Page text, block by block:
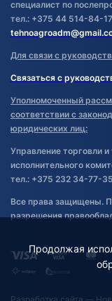
специалист по
тел.: +375 44 514-84-
Для связи с
Связаться с
Уполномоченный
соответствии с
юридических лиц:
Управление торговли и
исполнительного
тел.: +375 232 34-77-
Все права защищены.
разрешения
Продолжая